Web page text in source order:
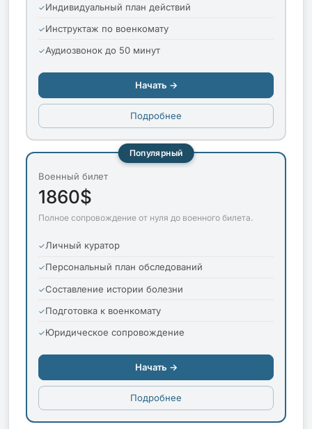
Индивидуальный план действий
Инструктаж по военкомату
Аудиозвонок до 50 минут
Начать →
Подробнее
Популярный
Военный билет
1860$
Полное сопровождение от нуля до военного билета.
Личный куратор
Персональный план обследований
Составление истории болезни
Подготовка к военкомату
Юридическое сопровождение
Начать →
Подробнее